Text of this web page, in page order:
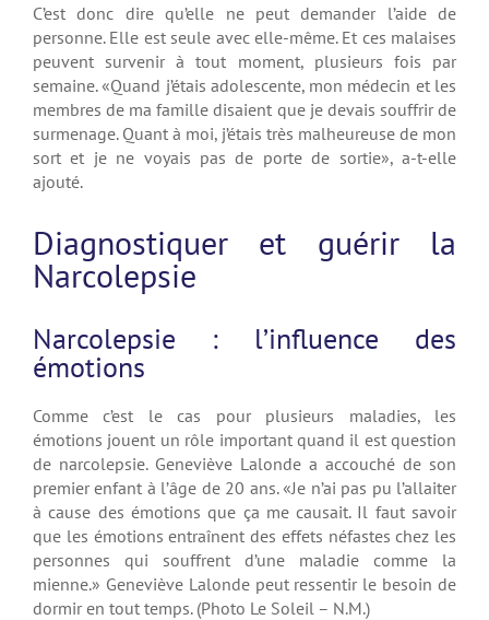
C’est donc dire qu’elle ne peut demander l’aide de
personne. Elle est seule avec elle-même. Et ces malaises
peuvent survenir à tout moment, plusieurs fois par
semaine. «Quand j’étais adolescente, mon médecin et les
membres de ma famille disaient que je devais souffrir de
surmenage. Quant à moi, j’étais très malheureuse de mon
sort et je ne voyais pas de porte de sortie», a-t-elle
ajouté.
Diagnostiquer et guérir la
Narcolepsie
Narcolepsie : l’influence des
émotions
Comme c’est le cas pour plusieurs maladies, les
émotions jouent un rôle important quand il est question
de narcolepsie. Geneviève Lalonde a accouché de son
premier enfant à l’âge de 20 ans. «Je n’ai pas pu l’allaiter
à cause des émotions que ça me causait. Il faut savoir
que les émotions entraînent des effets néfastes chez les
personnes qui souffrent d’une maladie comme la
mienne.» Geneviève Lalonde peut ressentir le besoin de
dormir en tout temps. (Photo Le Soleil – N.M.)